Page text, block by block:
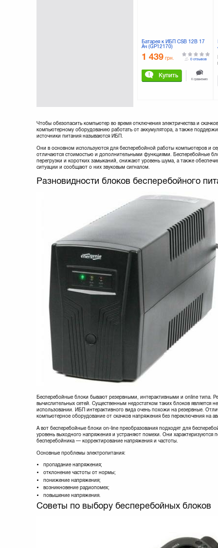
Батарея к ИБП CSB 12В 17
Ач (GP12170)
1 439 грн.
Купить
0 отзывов
К сравнению
Чтобы обезопасить компьютер во время отключения электричества и
компьютерному оборудованию работать от аккумулятора, а также
источники питания называются ИБП.
Они в основном используются для бесперебойной работы компьютеров и
отличаются стоимостью и дополнительными функциями. Бесперебойные
перегрузки и коротких замыканий, снижают уровень шума, а также
ситуации и сообщают о них звуковым сигналом.
Разновидности блоков бесперебойного
Бесперебойные блоки бывают резервными, интерактивными и online типа.
вычислительных сетей. Существенным недостатком таких блоков
использовании. ИБП интерактивного вида очень похожи на резервные.
компьютерное оборудование от скачков напряжения без переключения на
А вот бесперебойные блоки оn-line преобразования подходят для
уровень выходного напряжения и устраняют помехи. Они
бесперебойника — корректирование напряжения и частоты.
Основные проблемы электропитания:
пропадание напряжения;
отклонение частоты от нормы;
понижение напряжения;
возникновение радиопомех;
повышение напряжения.
Советы по выбору бесперебойных блоков